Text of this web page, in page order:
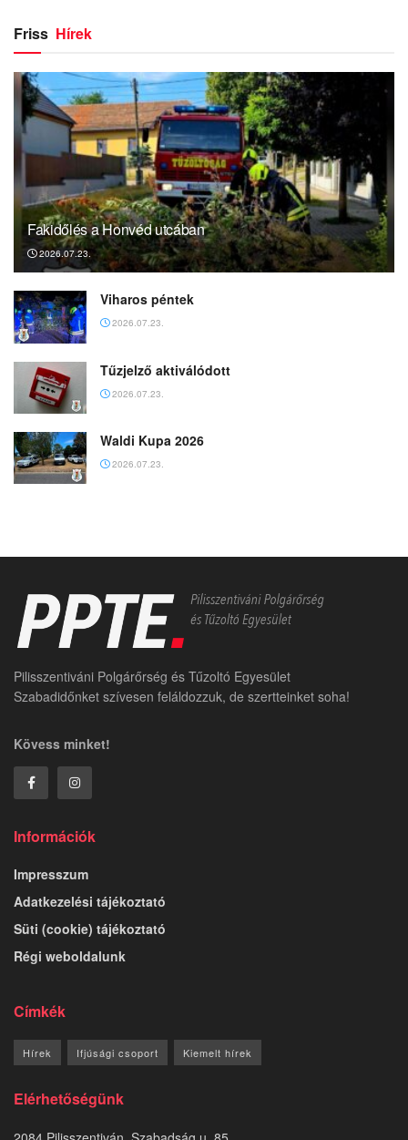
Friss Hírek
Fakidőlés a Honvéd utcában
2026.07.23.
Viharos péntek
2026.07.23.
Tűzjelző aktiválódott
2026.07.23.
Waldi Kupa 2026
2026.07.23.
Pilisszentiváni Polgárőrség és Tűzoltó Egyesület
Szabadidőnket szívesen feláldozzuk, de szertteinket soha!
Kövess minket!
Információk
Impresszum
Adatkezelési tájékoztató
Süti (cookie) tájékoztató
Régi weboldalunk
Címkék
Hírek Ifjúsági csoport Kiemelt hírek
Elérhetőségünk